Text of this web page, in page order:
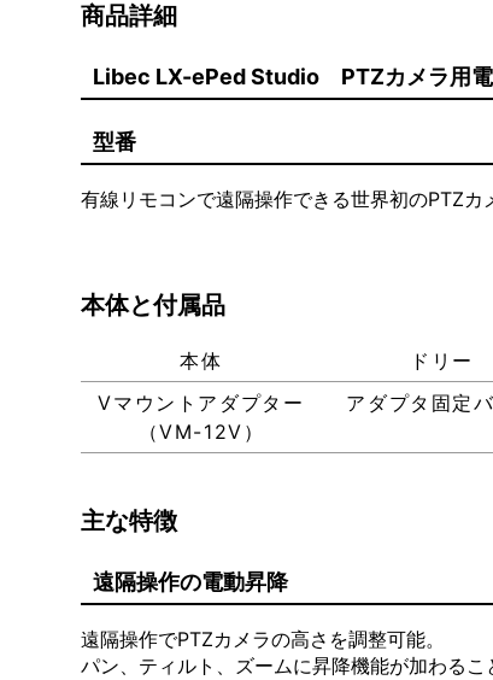
商品詳細
Libec LX-ePed Studio PTZカメラ用電
型番
有線リモコンで遠隔操作できる世界初のPTZ
本体と付属品
本体 ドリー
Vマウントアダプター
（VM-12V）
アダプタ固定
主な特徴
遠隔操作の電動昇降
遠隔操作でPTZカメラの高さを調整可能。
パン、ティルト、ズームに昇降機能が加わる